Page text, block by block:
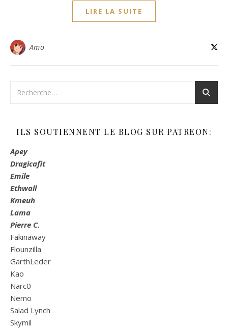
LIRE LA SUITE
Amo
ILS SOUTIENNENT LE BLOG SUR PATREON:
Apey
Dragicafit
Emile
Ethwall
Kmeuh
Lama
Pierre C.
Fakinaway
Flounzilla
GarthLeder
Kao
Narc0
Nemo
Salad Lynch
Skymil